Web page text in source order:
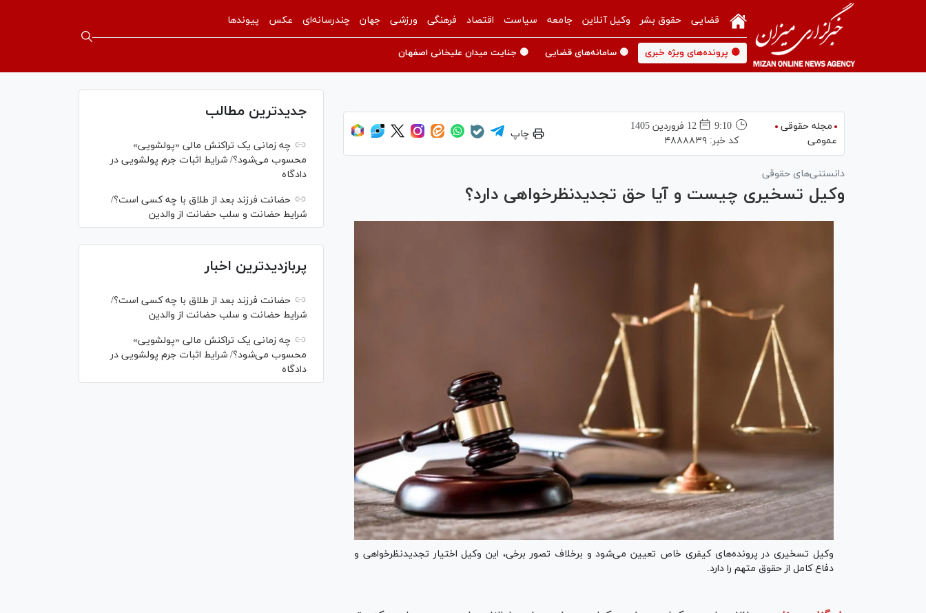
قضایی حقوق بشر وکیل آنلاین جامعه سیاست اقتصاد فرهنگی ورزشی جهان چندرسانه‌ای عکس پیوندها
🟡 پرونده‌های ویژه خبری 🟡 سامانه‌های قضایی 🟡 جنایت میدان علیخانی اصفهان
مجله حقوقی
عمومی
9:10
12 فروردين 1405
کد خبر:۴۸۸۸۸۳۹
چاپ
دانستنی‌های حقوقی
وکیل تسخیری چیست و آیا حق تجدیدنظرخواهی دارد؟
وکیل تسخیری در پرونده‌های کیفری خاص تعیین می‌شود و برخلاف تصور برخی، این وکیل اختیار تجدیدنظرخواهی و
دفاع کامل از حقوق متهم را دارد.
جدیدترین مطالب
چه زمانی یک تراکنش مالی «پولشویی»
محسوب می‌شود؟/ شرایط اثبات جرم پولشویی در
دادگاه
حضانت فرزند بعد از طلاق با چه کسی است؟/
شرایط حضانت و سلب حضانت از والدین
پربازدیدترین اخبار
حضانت فرزند بعد از طلاق با چه کسی است؟/
شرایط حضانت و سلب حضانت از والدین
چه زمانی یک تراکنش مالی «پولشویی»
محسوب می‌شود؟/ شرایط اثبات جرم پولشویی در
دادگاه